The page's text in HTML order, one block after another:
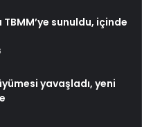
sunuldu, içinde
yavaşladı, yeni